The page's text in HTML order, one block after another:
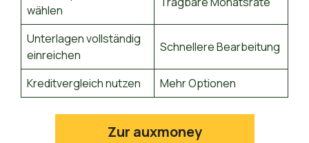
wählen
Unterlagen vollständig
einreichen
Schnellere Bearbeitung
Kreditvergleich nutzen Mehr Optionen
Zur auxmoney